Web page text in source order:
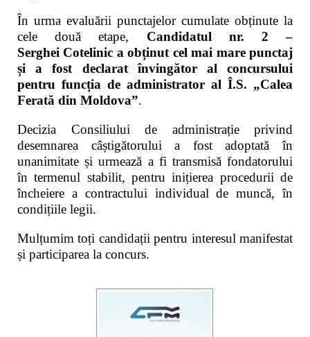
În urma evaluării punctajelor cumulate obținute la
cele două etape, Candidatul nr. 2 –
Serghei Cotelinic a obținut cel mai mare punctaj
și a fost declarat învingător al concursului
pentru funcția de administrator al Î.S. „Calea
Ferată din Moldova”.
Decizia Consiliului de administrație privind
desemnarea câștigătorului a fost adoptată în
unanimitate și urmează a fi transmisă fondatorului
în termenul stabilit, pentru inițierea procedurii de
încheiere a contractului individual de muncă, în
condițiile legii.
Mulțumim toți candidații pentru interesul manifestat
și participarea la concurs.